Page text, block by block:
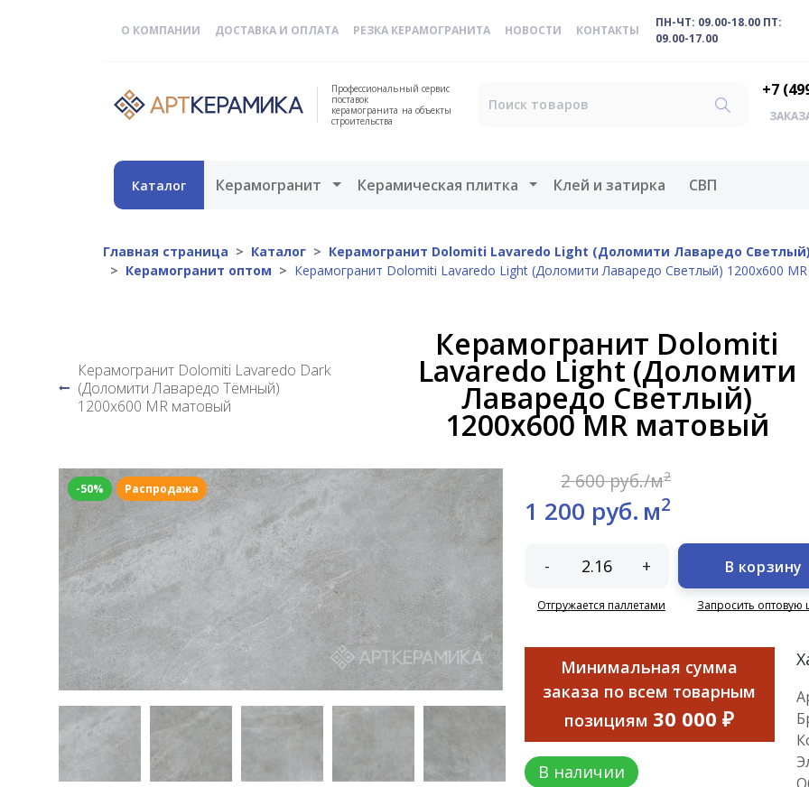
О КОМПАНИИ ДОСТАВКА И ОПЛАТА РЕЗКА КЕРАМОГРАНИТА НОВОСТИ КОНТАКТЫ
ПН-ЧТ: 09.00-18.00 ПТ:
09.00-17.00
Профессиональный сервис
поставок
керамогранита на объекты
строительства
+7
Каталог Керамогранит Открыть меню
Керамическая плитка Открыть меню
Клей и затирка СВП
Главная страница Каталог
Керамогранит Dolomiti Lavaredo Light (Доломити Лаваредо
Керамогранит оптом
Керамогранит Dolomiti Lavaredo Light (Доломити Лаваредо Светлый) 1200х600
Керамогранит Dolomiti Lavaredo Dark
(Доломити Лаваредо Тёмный)
1200х600 MR матовый
Керамогранит Dolomiti
Lavaredo Light (Доломити
Лаваредо Светлый)
1200х600 MR матовый
-50% Распродажа 2 600 руб./м2
1 200 руб. м2
- +
Отгружается паллетами
В корзину
Запросить оптовую
Минимальная сумма
заказа по всем товарным
позициям 30 000 ₽
В наличии